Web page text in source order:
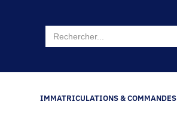
Search
for:
IMMATRICULATIONS & COMMANDES